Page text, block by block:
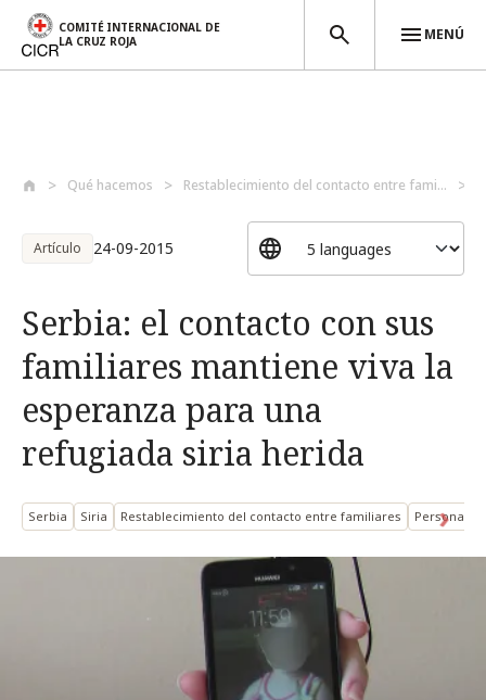
COMITÉ INTERNACIONAL DE
LA CRUZ ROJA
MENÚ
Qué hacemos Restablecimiento del contacto entre fami...
Artículo 24-09-2015
Serbia: el contacto con sus
familiares mantiene viva la
esperanza para una
refugiada siria herida
Serbia Siria Restablecimiento del contacto entre familiares Personas